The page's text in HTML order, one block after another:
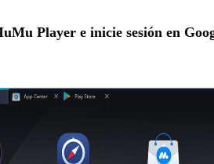
Player e inicie sesión en